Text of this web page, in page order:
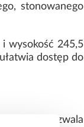
stonowanego
wysokość 245,5
dostęp do
lustra pozwala